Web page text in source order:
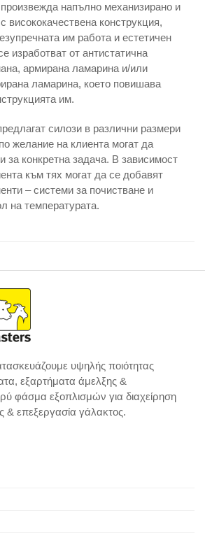
напълно механизирано и
висококачествена конструкция,
им работа и естетичен
изработват от антистатична
армирана ламарина и/или
ламарина, което повишава
им.
силози в различни размери
желание на клиента могат да
за конкретна задача. В зависимост
към тях могат да се добавят
– системи за почистване и
на температурата.
υψηλής ποιότητας
εξαρτήματα άμελξης &
φάσμα εξοπλισμών για διαχείρηση
& επεξεργασία γάλακτος.